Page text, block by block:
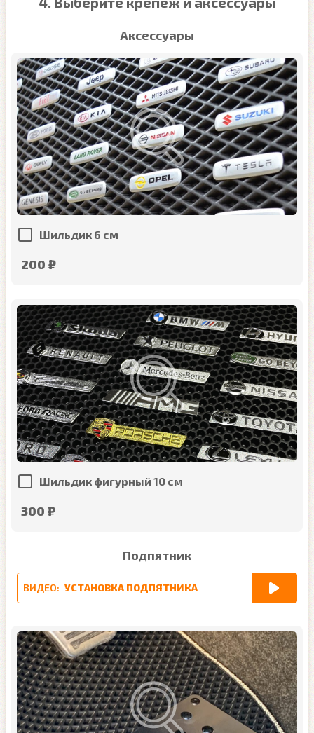
Аксессуары
Шильдик 6 см
200 ₽
Шильдик фигурный 10 см
300 ₽
Подпятник
ВИДЕО: УСТАНОВКА ПОДПЯТНИКА